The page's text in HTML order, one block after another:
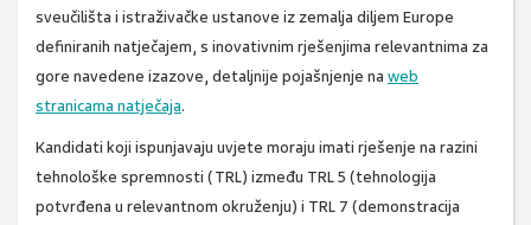
sveučilišta i istraživačke ustanove iz zemalja diljem Europe
definiranih natječajem, s inovativnim rješenjima relevantnima za
gore navedene izazove, detaljnije pojašnjenje na web
stranicama natječaja.
Kandidati koji ispunjavaju uvjete moraju imati rješenje na razini
tehnološke spremnosti (TRL) između TRL 5 (tehnologija
potvrđena u relevantnom okruženju) i TRL 7 (demonstracija